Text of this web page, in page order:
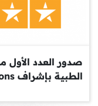
صدور العدد الأول
الطبية بإشراف Elsevier Digital Commons (